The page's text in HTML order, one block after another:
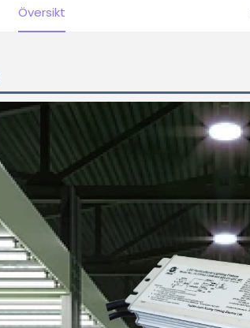
Översikt